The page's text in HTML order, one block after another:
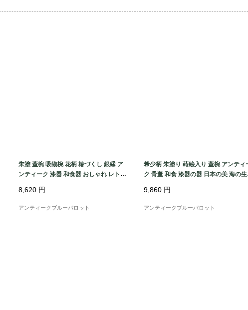
朱塗 蓋椀 吸物椀 花柄 椿づくし 銀縁 ア
ンティーク 漆器 和食器 おしゃれ レトロ
8,620 円
アンティークブルーパロット
希少柄 朱塗り 蒔絵入り 蓋椀 アンティ
ク 骨董 和食 漆器の器 日本の美 海の生
9,860 円
アンティークブルーパロット